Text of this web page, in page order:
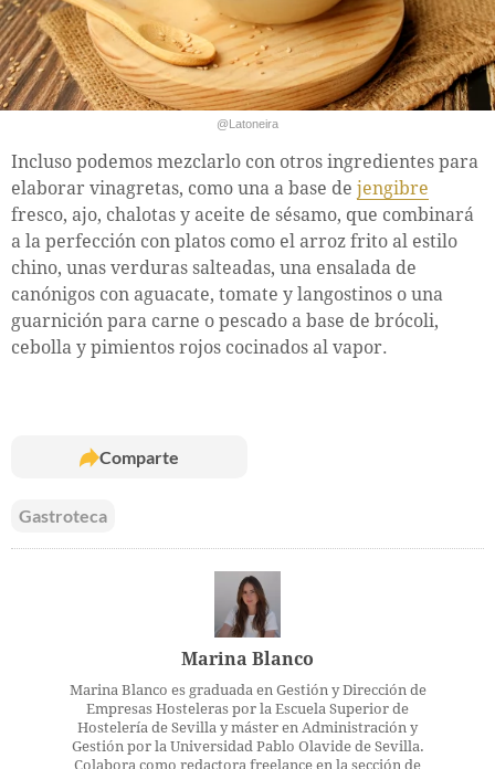
@Latoneira
Incluso podemos mezclarlo con otros ingredientes para
elaborar vinagretas, como una a base de jengibre
fresco, ajo, chalotas y aceite de sésamo, que combinará
a la perfección con platos como el arroz frito al estilo
chino, unas verduras salteadas, una ensalada de
canónigos con aguacate, tomate y langostinos o una
guarnición para carne o pescado a base de brócoli,
cebolla y pimientos rojos cocinados al vapor.
Comparte
Gastroteca
Marina Blanco
Marina Blanco es graduada en Gestión y Dirección de
Empresas Hosteleras por la Escuela Superior de
Hostelería de Sevilla y máster en Administración y
Gestión por la Universidad Pablo Olavide de Sevilla.
Colabora como redactora freelance en la sección de